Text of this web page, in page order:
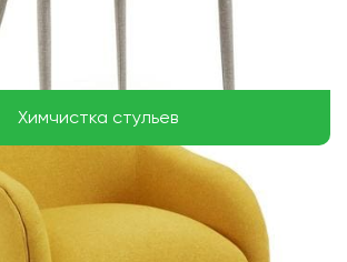
Химчистка стульев